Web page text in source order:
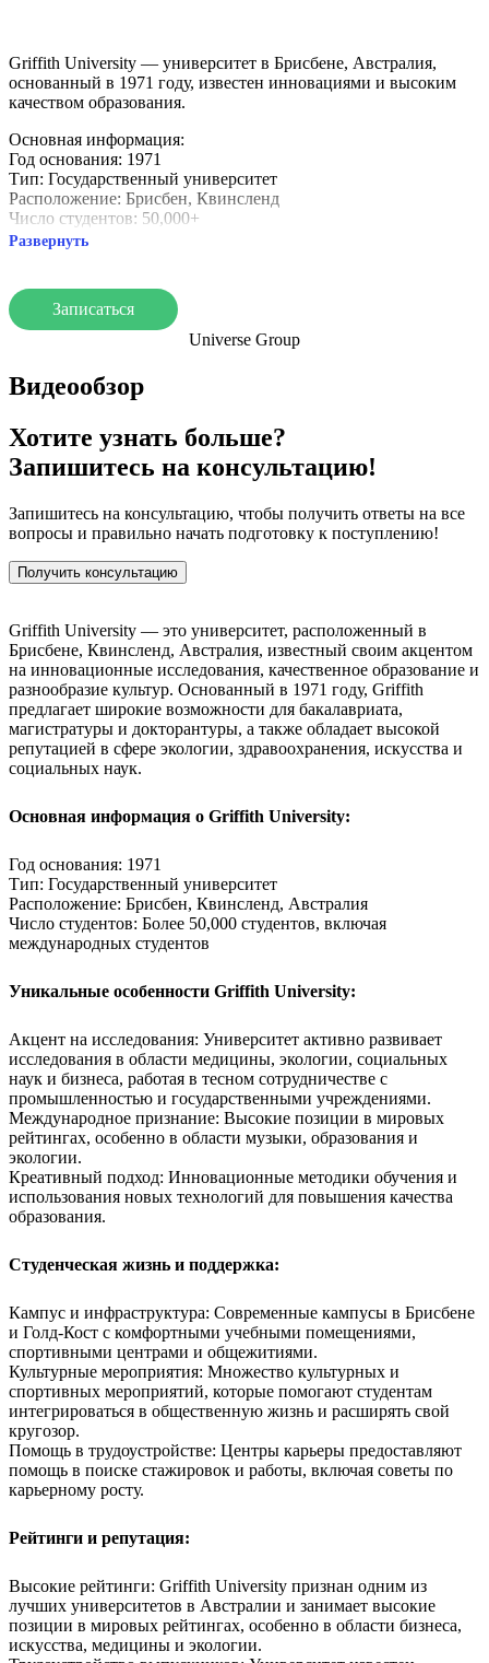
Griffith University — университет в Брисбене, Австралия,
основанный в 1971 году, известен инновациями и высоким
качеством образования.
Основная информация:
Год основания: 1971
Тип: Государственный университет
Расположение: Брисбен, Квинсленд
Число студентов: 50,000+
Особенности:
Программы в экологии, здравоохранении и искусстве.
Студенческая жизнь:
Современные кампусы и поддержка студентов.
Репутация:
Развернуть
Записаться
Universe Group
Видеообзор
Хотите узнать больше?
Запишитесь на консультацию!
Запишитесь на консультацию, чтобы получить ответы на все
вопросы и правильно начать подготовку к поступлению!
Получить консультацию
Griffith University — это университет, расположенный в
Брисбене, Квинсленд, Австралия, известный своим акцентом
на инновационные исследования, качественное образование и
разнообразие культур. Основанный в 1971 году, Griffith
предлагает широкие возможности для бакалавриата,
магистратуры и докторантуры, а также обладает высокой
репутацией в сфере экологии, здравоохранения, искусства и
социальных наук.
Основная информация о Griffith University:
Год основания: 1971
Тип: Государственный университет
Расположение: Брисбен, Квинсленд, Австралия
Число студентов: Более 50,000 студентов, включая
международных студентов
Уникальные особенности Griffith University:
Акцент на исследования: Университет активно развивает
исследования в области медицины, экологии, социальных
наук и бизнеса, работая в тесном сотрудничестве с
промышленностью и государственными учреждениями.
Международное признание: Высокие позиции в мировых
рейтингах, особенно в области музыки, образования и
экологии.
Креативный подход: Инновационные методики обучения и
использования новых технологий для повышения качества
образования.
Студенческая жизнь и поддержка:
Кампус и инфраструктура: Современные кампусы в Брисбене
и Голд-Кост с комфортными учебными помещениями,
спортивными центрами и общежитиями.
Культурные мероприятия: Множество культурных и
спортивных мероприятий, которые помогают студентам
интегрироваться в общественную жизнь и расширять свой
кругозор.
Помощь в трудоустройстве: Центры карьеры предоставляют
помощь в поиске стажировок и работы, включая советы по
карьерному росту.
Рейтинги и репутация:
Высокие рейтинги: Griffith University признан одним из
лучших университетов в Австралии и занимает высокие
позиции в мировых рейтингах, особенно в области бизнеса,
искусства, медицины и экологии.